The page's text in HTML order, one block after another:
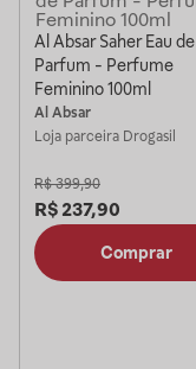
Al Absar Saher Eau de
Parfum - Perfume
Feminino 100ml
Al Absar
Loja parceira Drogasil
R$ 399,90
R$ 237,90
Comprar